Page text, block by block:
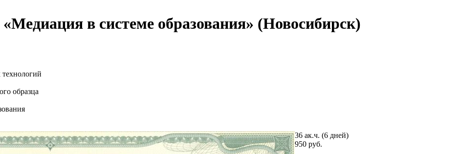
в системе образования» (Новосибирск)
образца
36 ак.ч. (6 дней)
950 руб.